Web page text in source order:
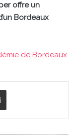
offre un
Bordeaux
de Bordeaux
Partager par email